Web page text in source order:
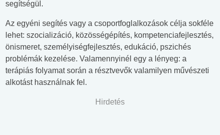
segítségül.
Az egyéni segítés vagy a csoportfoglalkozások célja sokféle
lehet: szocializáció, közösségépítés, kompetenciafejlesztés,
önismeret, személyiségfejlesztés, edukáció, pszichés
problémák kezelése. Valamennyinél egy a lényeg: a
terápiás folyamat során a résztvevők valamilyen művészeti
alkotást használnak fel.
Hirdetés